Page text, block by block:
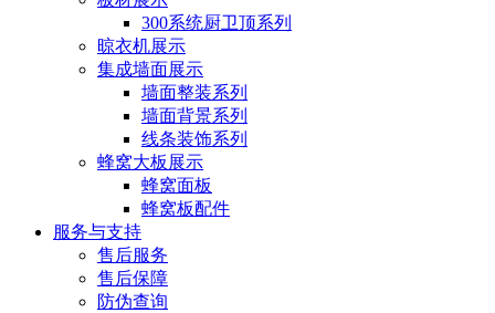
300系统厨卫顶系列
晾衣机展示
集成墙面展示
墙面整装系列
墙面背景系列
线条装饰系列
蜂窝大板展示
蜂窝面板
蜂窝板配件
服务与支持
售后服务
售后保障
防伪查询